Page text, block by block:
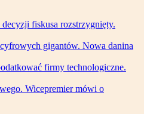
fiskusa rozstrzygnięty.
gigantów. Nowa danina
firmy technologiczne.
Wicepremier mówi o